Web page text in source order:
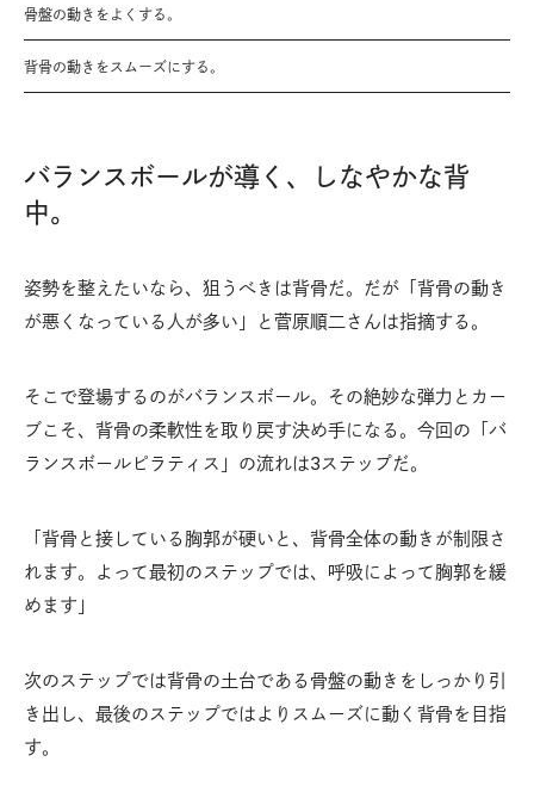
骨盤の動きをよくする。
背骨の動きをスムーズにする。
バランスボールが導く、しなやかな背
中。
姿勢を整えたいなら、狙うべきは背骨だ。だが「背骨の動き
が悪くなっている人が多い」と菅原順二さんは指摘する。
そこで登場するのがバランスボール。その絶妙な弾力とカー
ブこそ、背骨の柔軟性を取り戻す決め手になる。今回の「バ
ランスボールピラティス」の流れは3ステップだ。
「背骨と接している胸郭が硬いと、背骨全体の動きが制限さ
れます。よって最初のステップでは、呼吸によって胸郭を緩
めます」
次のステップでは背骨の土台である骨盤の動きをしっかり引
き出し、最後のステップではよりスムーズに動く背骨を目指
す。